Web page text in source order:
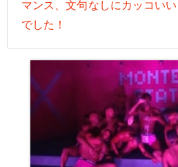
マンス、文句なしにカッコい
でした！